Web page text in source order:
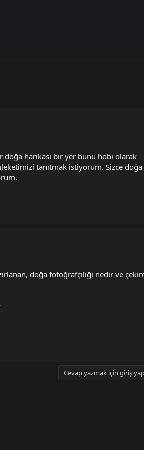
doğa harikası bir yer bunu hobi olarak
tanıtmak istiyorum. Sizce doğa
doğa fotoğrafçılığı nedir ve
Cevap yazmak için giriş